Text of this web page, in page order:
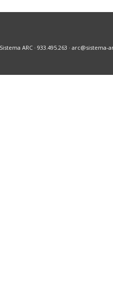
ARC · 933.495.263 · arc@sistema-